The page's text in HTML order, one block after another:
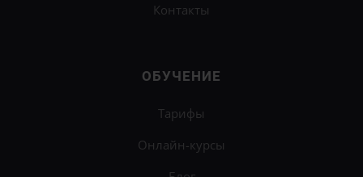
Контакты
ОБУЧЕНИЕ
Тарифы
Онлайн-курсы